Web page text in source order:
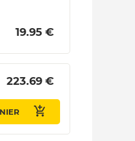
19.95 €
223.69 €